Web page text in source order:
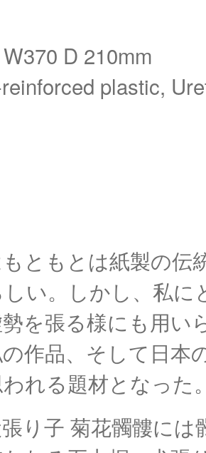
D 210mm
plastic,
ともとは紙製の伝
い。しかし、私
を張る様にも用い
作品、そして日
れる題材となった
り子 菊花髑髏に